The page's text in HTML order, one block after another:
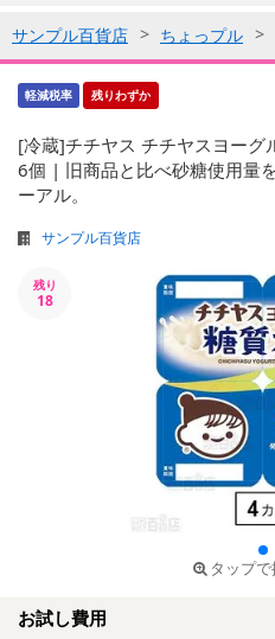
サンプル百貨店 ちょっプル
軽減税率 残りわずか
[冷蔵]チチヤス チチヤスヨー
6個 | 旧商品と比べ砂糖使用量
ーアル。
サンプル百貨店
残り
18
タップ
お試し費用